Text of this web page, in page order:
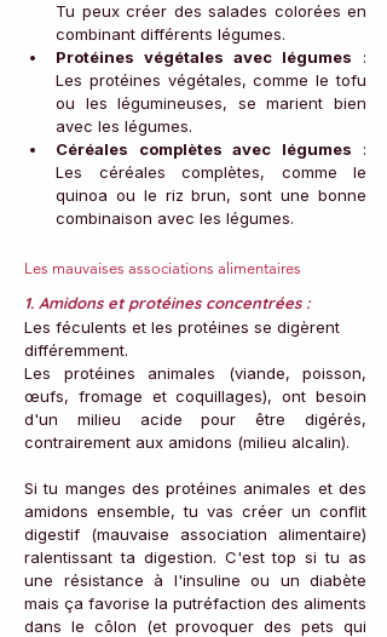
Tu peux créer des salades colorées en
combinant différents légumes.
Protéines végétales avec légumes :
Les protéines végétales, comme le tofu
ou les légumineuses, se marient bien
avec les légumes.
Céréales complètes avec légumes :
Les céréales complètes, comme le
quinoa ou le riz brun, sont une bonne
combinaison avec les légumes.
Les mauvaises associations alimentaires
1. Amidons et protéines concentrées :
Les féculents et les protéines se digèrent
différemment.
Les protéines animales (viande, poisson,
œufs, fromage et coquillages), ont besoin
d'un milieu acide pour être digérés,
contrairement aux amidons (milieu alcalin).
Si tu manges des protéines animales et des
amidons ensemble, tu vas créer un conflit
digestif (mauvaise association alimentaire)
ralentissant ta digestion. C'est top si tu as
une résistance à l'insuline ou un diabète
mais ça favorise la putréfaction des aliments
dans le côlon (et provoquer des pets qui